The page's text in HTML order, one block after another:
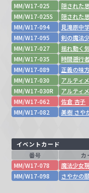
MM/W17-025
隠された
MM/W17-025S
隠された
MM/W17-094
見滝原中
MM/W17-095
剣の魔法
MM/W17-027
揺れ動く
MM/W17-035
時間遡行
MM/W17-089
正義の味
MM/W17-030
アルティ
MM/W17-030R
アルティ
MM/W17-062
佐倉 杏子
MM/W17-082
美樹 さや
イベントカード
番号
カ
MM/W17-078
魔法少女
MM/W17-098
さやかの